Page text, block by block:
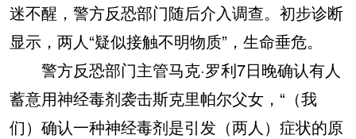
迷不醒，警方反恐部门随后介入调查。初步诊断
显示，两人“疑似接触不明物质”，生命垂危。
警方反恐部门主管马克·罗利7日晚确认有人
蓄意用神经毒剂袭击斯克里帕尔父女，“（我
们）确认一种神经毒剂是引发（两人）症状的原